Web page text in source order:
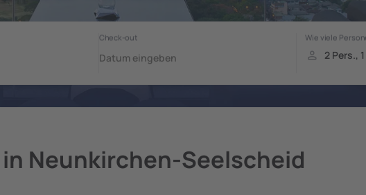
Neunkirchen-Seelscheid